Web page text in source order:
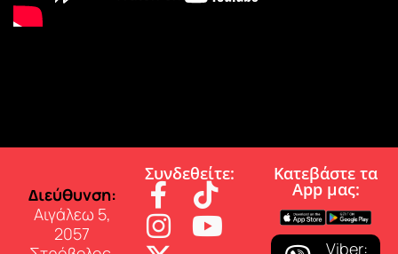
∆ιεύθυνση:
Αιγάλεω 5,
2057
Συνδεθείτε: Κατεβάστε τα
App µας:
Viber: